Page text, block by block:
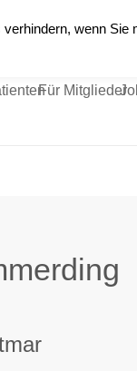
Für Mitglieder
wenn Sie